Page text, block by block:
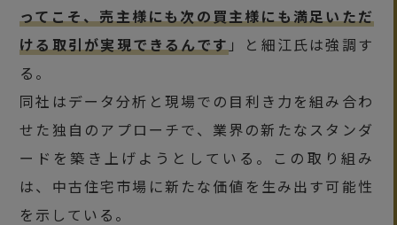
ってこそ、売主様にも次の買主様にも満足いただ
ける取引が実現できるんです」と細江氏は強調す
る。
同社はデータ分析と現場での目利き力を組み合わ
せた独自のアプローチで、業界の新たなスタンダ
ードを築き上げようとしている。この取り組み
は、中古住宅市場に新たな価値を生み出す可能性
を示している。